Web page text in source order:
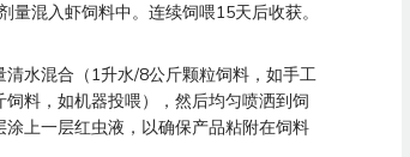
量混入虾饲料中。连续饲喂15天后收获。
清水混合（1升水/8公斤颗粒饲料，如手工
料，如机器投喂），然后均匀喷洒到饲
上一层红虫液，以确保产品粘附在饲料